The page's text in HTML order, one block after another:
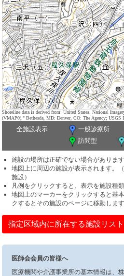
Shoreline data is derived from: United States. National
(VMAP0)." Bethesda, MD: Denver, CO: The Agency; USGS
全施設表示 一般診療所
訪問型
施設の場所は正確でない場合があります
地図上に周辺の施設が表示されます。
施設）
凡例をクリックすると、表示を施設種
地図上のマーカーをクリックすると基
クするとその施設のページに移動します
指定区域内に所在する施設リス
医師会会員の皆様へ
医療機関や介護事業所の基本情報は、